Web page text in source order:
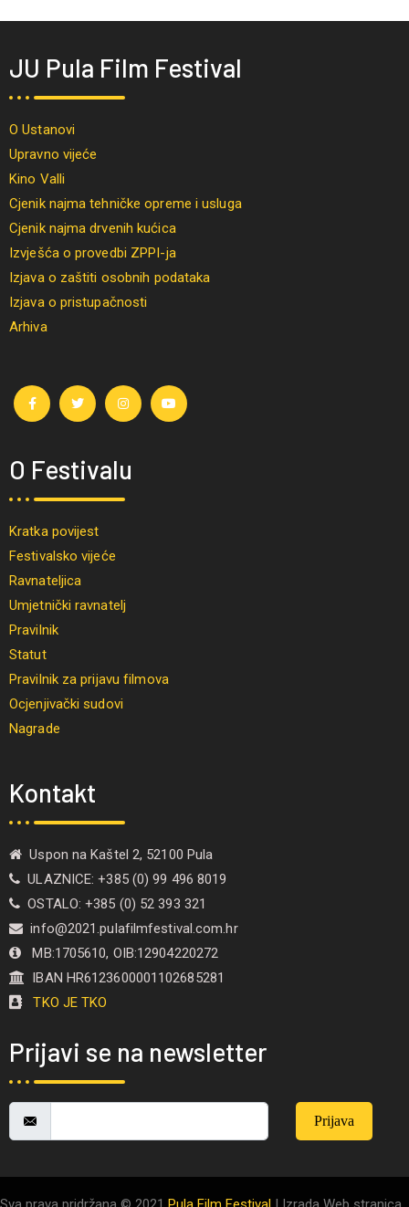
JU Pula Film Festival
O Ustanovi
Upravno vijeće
Kino Valli
Cjenik najma tehničke opreme i usluga
Cjenik najma drvenih kućica
Izvješća o provedbi ZPPI-ja
Izjava o zaštiti osobnih podataka
Izjava o pristupačnosti
Arhiva
O Festivalu
Kratka povijest
Festivalsko vijeće
Ravnateljica
Umjetnički ravnatelj
Pravilnik
Statut
Pravilnik za prijavu filmova
Ocjenjivački sudovi
Nagrade
Kontakt
Uspon na Kaštel 2, 52100 Pula
ULAZNICE: +385 (0) 99 496 8019
OSTALO: +385 (0) 52 393 321
info@2021.pulafilmfestival.com.hr
MB:1705610, OIB:12904220272
IBAN HR6123600001102685281
TKO JE TKO
Prijavi se na newsletter
Prijava